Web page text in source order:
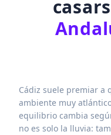
Cádiz suele premiar a
ambiente muy
equilibrio cambia
no es solo la lluvia: